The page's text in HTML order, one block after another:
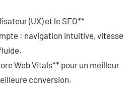
(UX) et le SEO**
: navigation intuitive, vitesse
Web Vitals** pour un meilleur
conversion.